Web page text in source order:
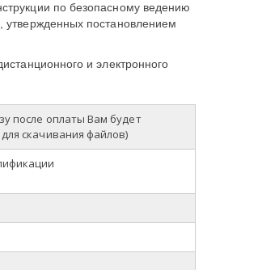
по безопасному ведению
постановлением
и электронного
после оплаты Вам будет
скачивания файлов)